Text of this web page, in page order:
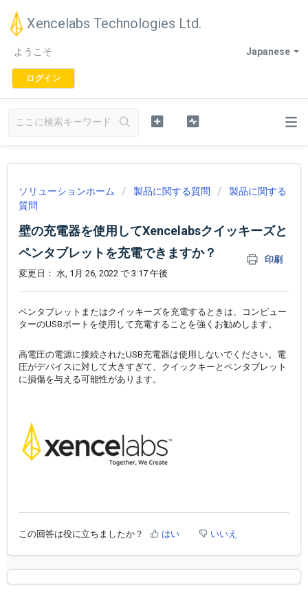
Xencelabs Technologies Ltd.
Japanese
ようこそ
ログイン
ソリューションホーム 製品に関する質問
製品に関する
質問
壁の充電器を使用してXencelabsクイッキーズと
ペンタブレットを充電できますか？
印刷
変更日： 水, 1月 26, 2022 で 3:17 午後
ペンタブレットまたはクイッキーズを充電するときは、コンピュー
ターのUSBポートを使用して充電することを強くお勧めします。
高電圧の電源に接続されたUSB充電器は使用しないでください。電
圧がデバイスに対して大きすぎて、クイックキーとペンタブレット
に損傷を与える可能性があります。
この回答は役に立ちましたか？ はい いいえ